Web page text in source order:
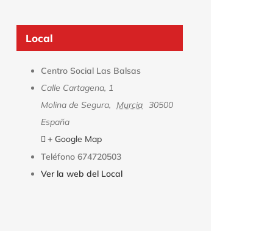
Local
Centro Social Las Balsas
Calle Cartagena, 1
Molina de Segura, Murcia 30500
España
+ Google Map
Teléfono 674720503
Ver la web del Local